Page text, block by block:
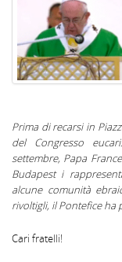
Prima di recarsi in
del Congresso
settembre, Papa
Budapest i
alcune comunità
rivoltigli, il Pontefice ha
Cari fratelli!